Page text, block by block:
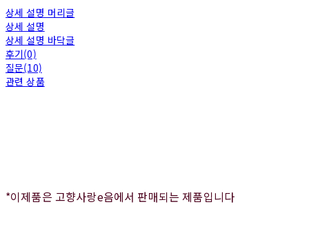
상세 설명 머리글
상세 설명
상세 설명 바닥글
후기(0)
질문(10)
관련 상품
*이제품은 고향사랑e음에서 판매되는 제품입니다